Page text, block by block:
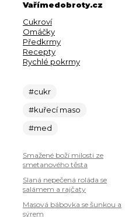
Vařímedobroty.cz
Cukroví
Omáčky
Předkrmy
Recepty
Rychlé pokrmy
#cukr
#kuřecí maso
#med
Smažené boží milosti ze
smetanového těsta
Slaná nepečená roláda se
salámem a rajčaty
Masová bábovka se šunkou a
sýrem